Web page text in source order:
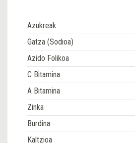
Azukreak
Gatza (Sodioa)
Azido Folikoa
C Bitamina
A Bitamina
Zinka
Burdina
Kaltzioa